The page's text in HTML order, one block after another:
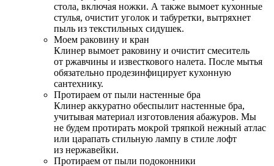
стола, включая ножки. А также вымоет кухонные
стулья, очистит уголок и табуретки, вытряхнет
пыль из текстильных сидушек.
Моем раковину и кран
Клинер вымоет раковину и очистит смеситель
от ржавчины и известкового налета. После мытья
обязательно продезинфицирует кухонную
сантехнику.
Протираем от пыли настенные бра
Клинер аккуратно обеспылит настенные бра,
учитывая материал изготовления абажуров. Мы
не будем протирать мокрой тряпкой нежный атлас
или царапать стильную лампу в стиле лофт
из нержавейки.
Протираем от пыли подоконники